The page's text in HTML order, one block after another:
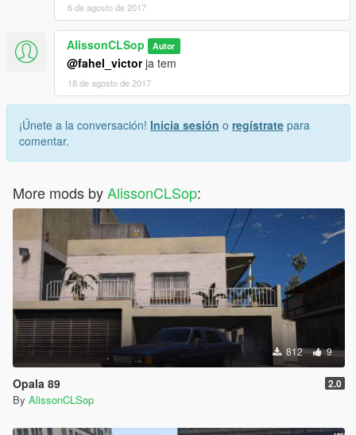
6 de agosto de 2017
AlissonCLSop Autor
@fahel_victorja tem
18 de agosto de 2017
¡Únete a la conversación! Inicia sesión o regístrate para
comentar.
More mods byAlissonCLSop:
812 9
Opala 89 2.0
By AlissonCLSop